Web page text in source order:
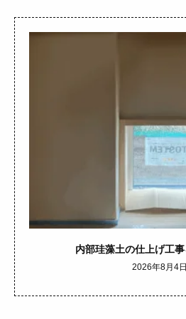
内部珪藻土の仕上げ工
2026年8月4日